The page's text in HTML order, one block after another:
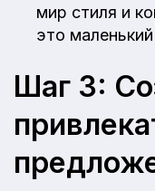
мир стиля и
это
Шаг 3: